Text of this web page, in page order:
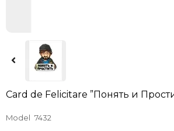
Card de Felicitare ”Понять и
Model 7432